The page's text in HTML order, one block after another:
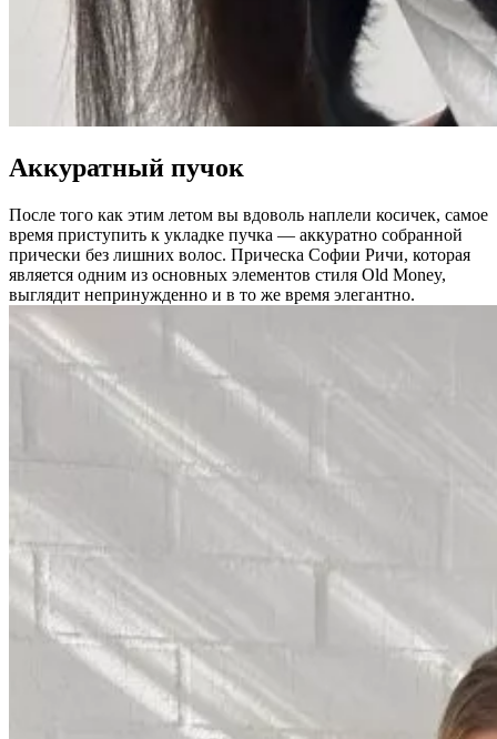
Аккуратный пучок
После того как этим летом вы вдоволь наплели косичек, самое
время приступить к укладке пучка — аккуратно собранной
прически без лишних волос. Прическа Софии Ричи, которая
является одним из основных элементов стиля Old Money,
выглядит непринужденно и в то же время элегантно.